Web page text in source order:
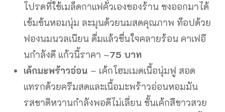
โปรดที่ใช้เมล็ดกาแฟคั่วเองของร้าน ชงออกมาได้
เข้มข้นหอมนุ่ม ละมุนด้วยนมสดคุณภาพ ท็อปด้วย
ฟองนมนวลเนียน ดื่มแล้วชื่นใจคลายร้อน คาเฟอี
นกำลังดี แก้วนี้ราคา ~75 บาท
เค้กมะพร้าวอ่อน – เค้กโฮมเมดเนื้อนุ่มฟู สอด
แทรกด้วยครีมสดและเนื้อมะพร้าวอ่อนหอมมัน
รสชาติหวานกำลังพอดีไม่เลี่ยน ชั้นเค้กสีขาวสวย